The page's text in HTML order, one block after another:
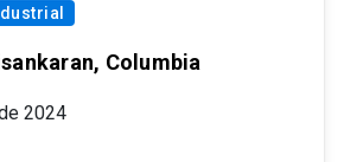
Columbia
2024